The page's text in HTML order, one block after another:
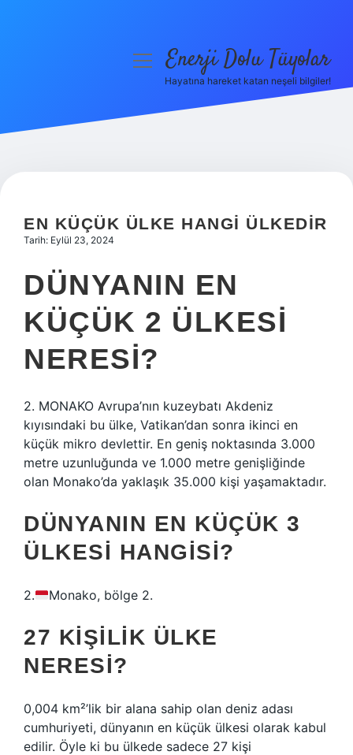
Hakkımızda
menüyüEnerji Dolu Tüyolar
Hayatına hareket katan neşeli bilgiler!
EN KÜÇÜK ÜLKE HANGI ÜLKEDIR
Tarih: Eylül 23, 2024
DÜNYANIN EN
KÜÇÜK 2 ÜLKESI
NERESI?
2. MONAKO Avrupa’nın kuzeybatı Akdeniz
kıyısındaki bu ülke, Vatikan’dan sonra ikinci en
küçük mikro devlettir. En geniş noktasında 3.000
metre uzunluğunda ve 1.000 metre genişliğinde
olan Monako’da yaklaşık 35.000 kişi yaşamaktadır.
DÜNYANIN EN KÜÇÜK 3
ÜLKESI HANGISI?
2. Monako, bölge 2.
27 KIŞILIK ÜLKE
NERESI?
0,004 km²’lik bir alana sahip olan deniz adası
cumhuriyeti, dünyanın en küçük ülkesi olarak kabul
edilir. Öyle ki bu ülkede sadece 27 kişi